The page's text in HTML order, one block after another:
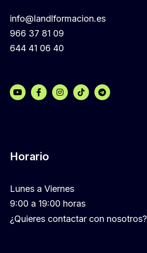
info@landlformacion.es
966 37 81 09
644 41 06 40
Horario
Lunes a Viernes
9:00 a 19:00 horas
¿Quieres contactar con nosotros?